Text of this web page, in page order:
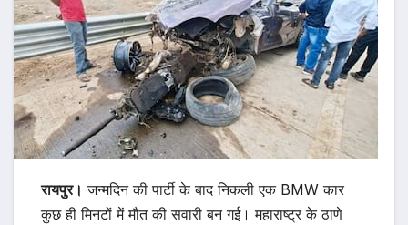
रायपुर। जन्मदिन की पार्टी के बाद निकली एक BMW कार
कुछ ही मिनटों में मौत की सवारी बन गई। महाराष्ट्र के ठाणे